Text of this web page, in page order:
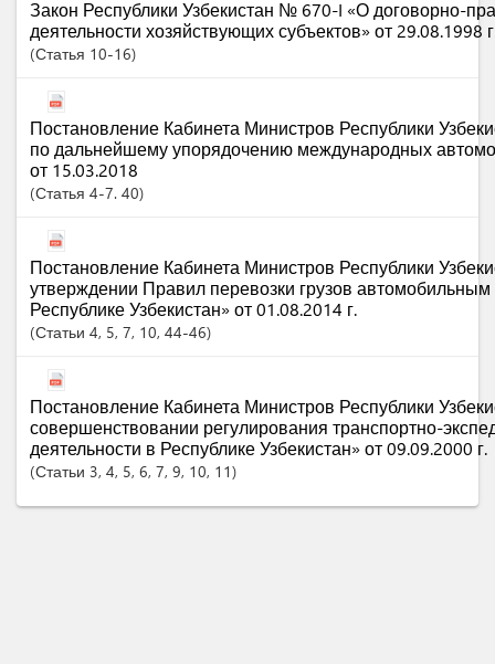
Закон Республики Узбекистан № 670-I «О договорно-
деятельности хозяйствующих субъектов» от 29.08.1998
Статья 10-16
Постановление Кабинета Министров Республики
по дальнейшему упорядочению международных
от 15.03.2018
Статья 4-7. 40
Постановление Кабинета Министров Республики
утверждении Правил перевозки грузов
Республике Узбекистан» от 01.08.2014 г.
Статьи 4, 5, 7, 10, 44-46
Постановление Кабинета Министров Республики
совершенствовании регулирования транспортно-
деятельности в Республике Узбекистан» от 09.09.2000 г.
Статьи 3, 4, 5, 6, 7, 9, 10, 11